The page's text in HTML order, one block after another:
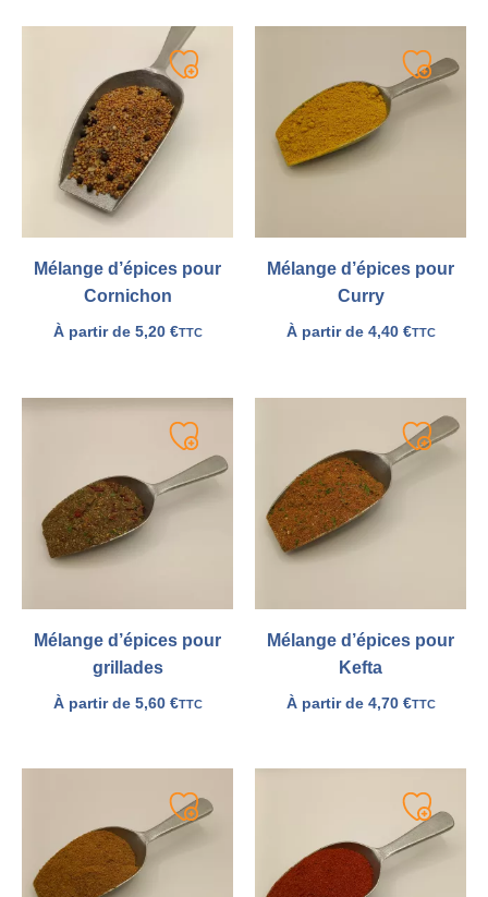
Mélange d’épices pour
Cornichon
À partir de 5,20 €TTC
Ajouter
ma
Mélange d’épices pour
Curry
À partir de 4,40 €TTC
Ajouter
à
Mélange d’épices pour
grillades
À partir de 5,60 €TTC
Ajouter
ma
liste
Mélange d’épices pour
Kefta
À partir de 4,70 €TTC
Ajouter
Ajouter
à
Ajouter
à
ma